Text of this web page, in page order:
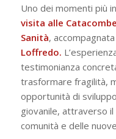
Uno dei momenti più
visita alle
Sanità, accompagnata
Loffredo.
testimonianza
trasformare fragilità,
opportunità di
giovanile, attraverso
comunità e delle